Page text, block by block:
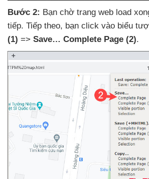
Bước 2: Bạn chờ trang web load
tiếp. Tiếp theo, bạn click vào biểu
(1) => Save… Complete Page (2).